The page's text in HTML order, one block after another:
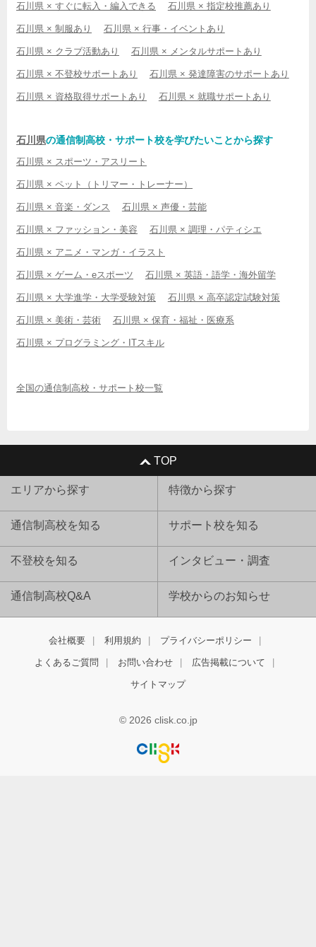
石川県 × すぐに転入・編入できる 石川県 × 指定校推薦あり
石川県 × 制服あり 石川県 × 行事・イベントあり
石川県 × クラブ活動あり 石川県 × メンタルサポートあり
石川県 × 不登校サポートあり 石川県 × 発達障害のサポートあり
石川県 × 資格取得サポートあり 石川県 × 就職サポートあり
石川県の通信制高校・サポート校を学びたいことから探す
石川県 × スポーツ・アスリート
石川県 × ペット（トリマー・トレーナー）
石川県 × 音楽・ダンス 石川県 × 声優・芸能
石川県 × ファッション・美容 石川県 × 調理・パティシエ
石川県 × アニメ・マンガ・イラスト
石川県 × ゲーム・eスポーツ 石川県 × 英語・語学・海外留学
石川県 × 大学進学・大学受験対策 石川県 × 高卒認定試験対策
石川県 × 美術・芸術 石川県 × 保育・福祉・医療系
石川県 × プログラミング・ITスキル
全国の通信制高校・サポート校一覧
TOP
エリアから探す 特徴から探す
通信制高校を知る サポート校を知る
不登校を知る インタビュー・調査
通信制高校Q&A 学校からのお知らせ
会社概要 利用規約 プライバシーポリシー
よくあるご質問 お問い合わせ 広告掲載について
サイトマップ
© 2026 clisk.co.jp